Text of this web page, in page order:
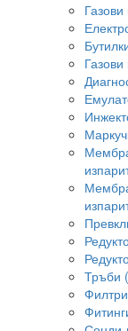
Тръби